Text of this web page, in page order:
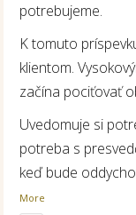
potrebujeme.
K tomuto
klientom.
začína pociťovať
Uvedomuje si
potreba s
keď bude
More